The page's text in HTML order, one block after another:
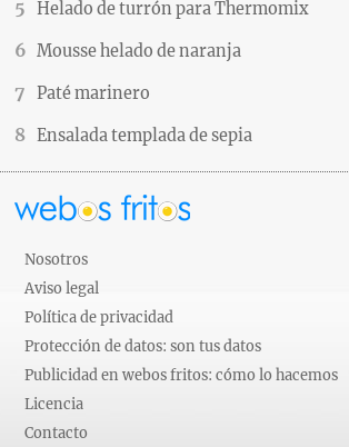
Helado de turrón para Thermomix
Mousse helado de naranja
Paté marinero
Ensalada templada de sepia
Nosotros
Aviso legal
Política de privacidad
Protección de datos: son tus datos
Publicidad en webos fritos: cómo lo hacemos
Licencia
Contacto